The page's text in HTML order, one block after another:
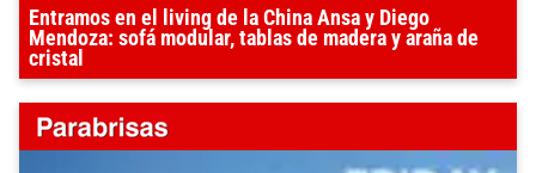
Entramos en el living de la China Ansa y Diego
Mendoza: sofá modular, tablas de madera y araña de
cristal